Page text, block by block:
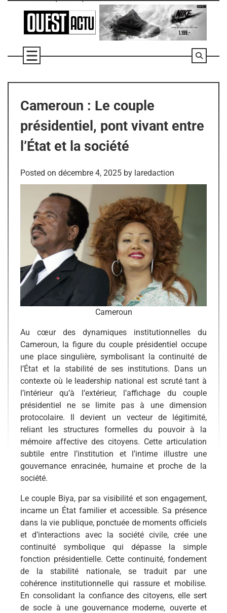
Cameroun : Le couple
présidentiel, pont vivant entre
l’État et la société
Posted on décembre 4, 2025 by laredaction
Cameroun
Au cœur des dynamiques institutionnelles du
Cameroun, la figure du couple présidentiel occupe
une place singulière, symbolisant la continuité de
l’État et la stabilité de ses institutions. Dans un
contexte où le leadership national est scruté tant à
l’intérieur qu’à l’extérieur, l’affichage du couple
présidentiel ne se limite pas à une dimension
protocolaire. Il devient un vecteur de légitimité,
reliant les structures formelles du pouvoir à la
mémoire affective des citoyens. Cette articulation
subtile entre l’institution et l’intime illustre une
gouvernance enracinée, humaine et proche de la
société.
Le couple Biya, par sa visibilité et son engagement,
incarne un État familier et accessible. Sa présence
dans la vie publique, ponctuée de moments officiels
et d’interactions avec la société civile, crée une
continuité symbolique qui dépasse la simple
fonction présidentielle. Cette continuité, fondement
de la stabilité nationale, se traduit par une
cohérence institutionnelle qui rassure et mobilise.
En consolidant la confiance des citoyens, elle sert
de socle à une gouvernance moderne, ouverte et